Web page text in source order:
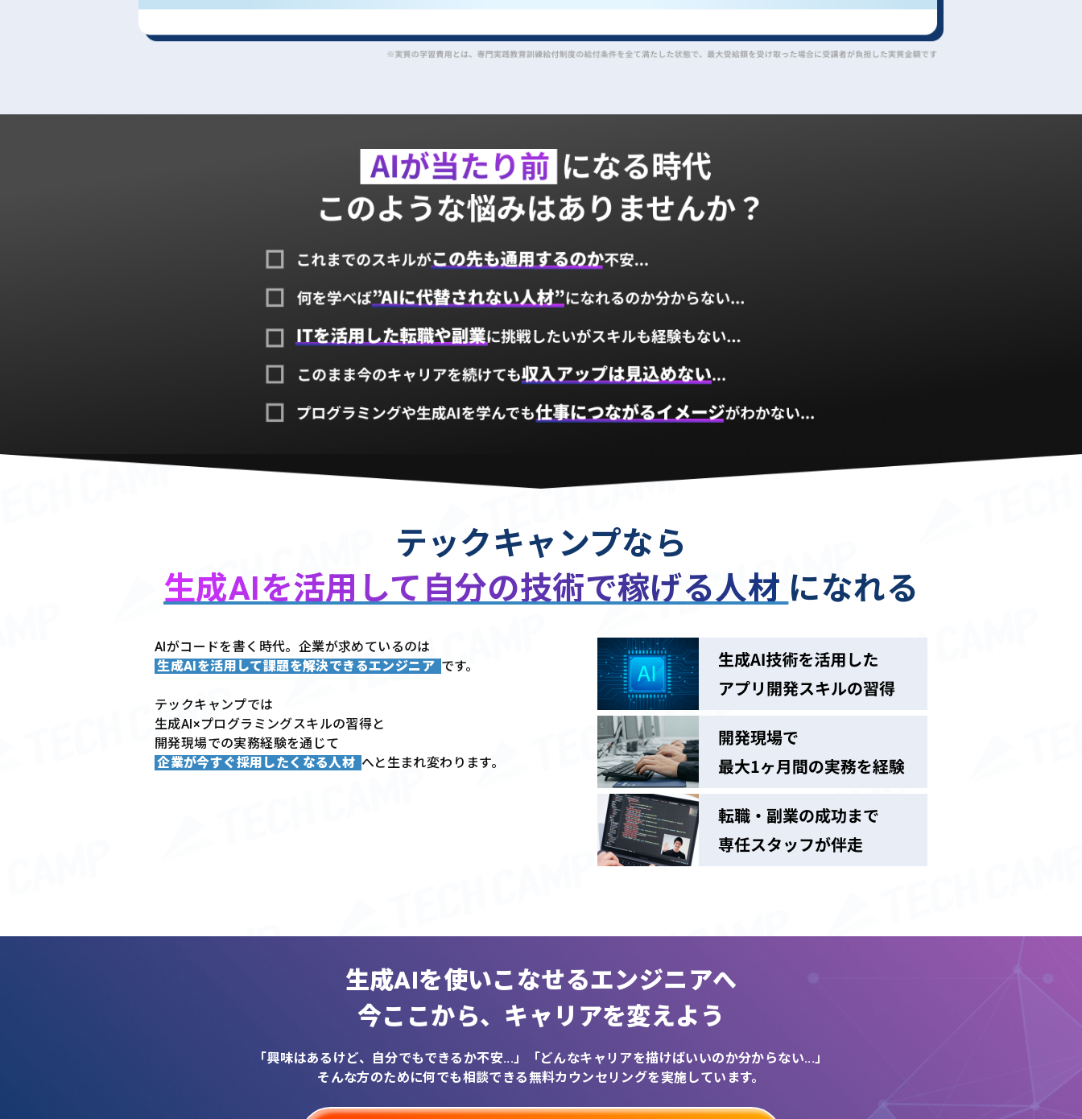
テックキャンプなら
生成AIを活用して 自分の技術で稼げる人材 になれる
AIがコードを書く時代。企業が求めているのは
生成AIを活用して課題を解決できるエンジニア です。
テックキャンプでは
生成AI×プログラミングスキルの習得と
開発現場での実務経験を通じて
企業が今すぐ採用したくなる人材 へと生まれ変わります。
生成AIを使いこなせるエンジニアへ
今ここから、 キャリアを変えよう
「興味はあるけど、自分でもできるか不安...」
「どんなキャリアを描けばいいのか分からない...」
そんな方のために何でも相談できる無料カウンセリングを実施しています。